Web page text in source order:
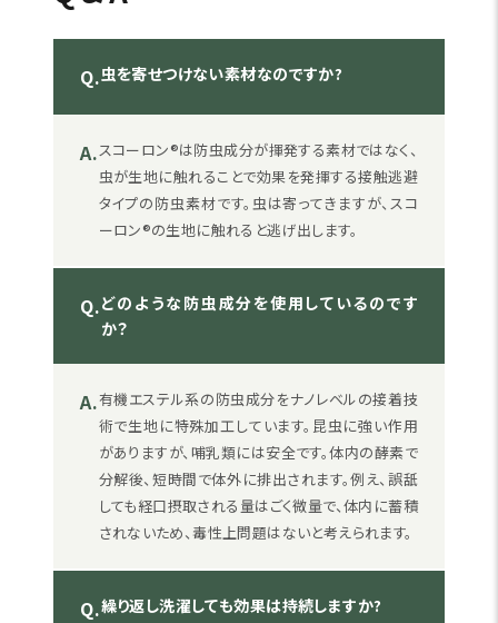
Q.虫を寄せつけない素材なのですか?
A.スコーロン®は防虫成分が揮発する素材ではなく、
虫が生地に触れることで効果を発揮する接触逃避
タイプの防虫素材です。虫は寄ってきますが、スコ
ーロン®の生地に触れると逃げ出します。
Q.どのような防虫成分を使用しているのです
か？
A.有機エステル系の防虫成分をナノレベルの接着技
術で生地に特殊加工しています。昆虫に強い作用
がありますが、哺乳類には安全です。体内の酵素で
分解後、短時間で体外に排出されます。例え、誤舐
しても経口摂取される量はごく微量で、体内に蓄積
されないため、毒性上問題はないと考えられます。
Q.繰り返し洗濯しても効果は持続しますか?